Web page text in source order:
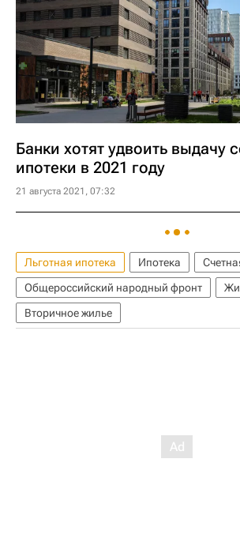
Банки хотят удвоить выдачу
ипотеки в 2021 году
21 августа 2021, 07:32
Льготная ипотека Ипотека
Общероссийский народный фронт
Вторичное жилье